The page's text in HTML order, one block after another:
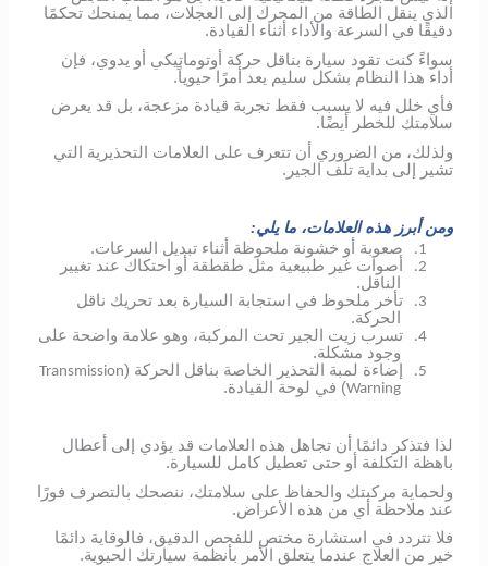
الذي ينقل الطاقة من المحرك إلى العجلات، مما يمنحك تحكمًا
دقيقًا في السرعة والأداء أثناء القيادة.
سواءً كنت تقود سيارة بناقل حركة أوتوماتيكي أو يدوي، فإن
أداء هذا النظام بشكل سليم يعد أمرًا حيوياً.
فأي خلل فيه لا يسبب فقط تجربة قيادة مزعجة، بل قد يعرض
سلامتك للخطر أيضًا.
ولذلك، من الضروري أن تتعرف على العلامات التحذيرية التي
تشير إلى بداية تلف الجير.
ومن أبرز هذه العلامات، ما يلي:
1. صعوبة أو خشونة ملحوظة أثناء تبديل السرعات.
2.
أصوات غير طبيعية مثل طقطقة أو احتكاك عند تغيير
الناقل.
3.
تأخر ملحوظ في استجابة السيارة بعد تحريك ناقل
الحركة.
4.
تسرب زيت الجير تحت المركبة، وهو علامة واضحة على
وجود مشكلة.
5. إضاءة لمبة التحذير الخاصة بناقل الحركة (Transmission
Warning) في لوحة القيادة.
لذا فتذكر دائمًا أن تجاهل هذه العلامات قد يؤدي إلى أعطال
باهظة التكلفة أو حتى تعطيل كامل للسيارة.
ولحماية مركبتك والحفاظ على سلامتك، ننصحك بالتصرف فورًا
عند ملاحظة أي من هذه الأعراض.
فلا تتردد في استشارة مختص للفحص الدقيق، فالوقاية دائمًا
خير من العلاج عندما يتعلق الأمر بأنظمة سيارتك الحيوية.